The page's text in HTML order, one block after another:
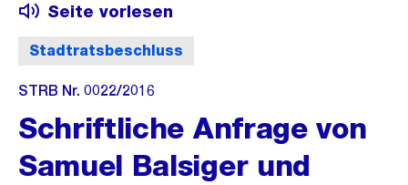
Stadtratsbeschluss
Seite vorlesen
STRB Nr. 0022/2016
Schriftliche Anfrage von
Samuel Balsiger und